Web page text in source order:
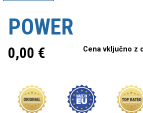
POWER
0,00 € Cena vključno z